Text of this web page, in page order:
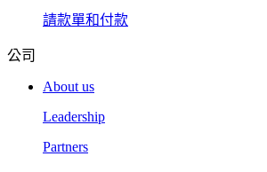
請款單和付款
公司
About us
Leadership
Partners